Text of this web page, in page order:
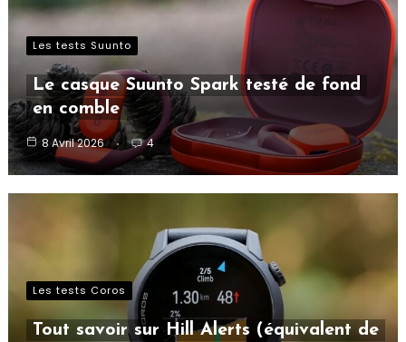
Les tests Suunto
Le casque Suunto Spark testé de fond
en comble
8 Avril 2026 4
Les tests Coros
Tout savoir sur Hill Alerts (équivalent de